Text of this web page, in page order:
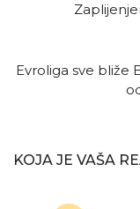
Evroliga sve bliže
KOJA JE VAŠA